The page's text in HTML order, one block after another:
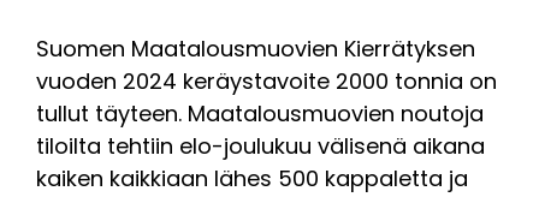
Suomen Maatalousmuovien Kierrätyksen
vuoden 2024 keräystavoite 2000 tonnia on
tullut täyteen. Maatalousmuovien noutoja
tiloilta tehtiin elo-joulukuu välisenä aikana
kaiken kaikkiaan lähes 500 kappaletta ja